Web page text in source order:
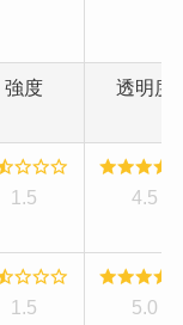
強度 透明度
1.5 4.5
1.5 5.0